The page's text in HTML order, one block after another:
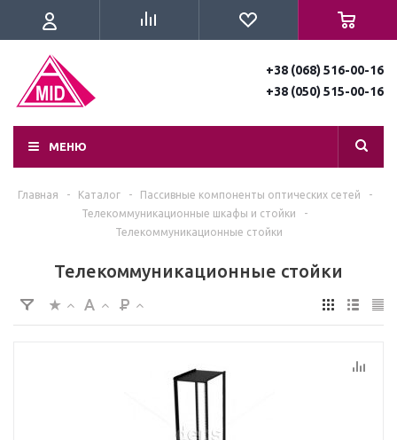
+38 (068) 516-00-16
+38 (050) 515-00-16
МЕНЮ
Главная - Каталог - Пассивные компоненты оптических сетей
-
Телекоммуникационные шкафы и стойки
-
Телекоммуникационные стойки
Телекоммуникационные стойки